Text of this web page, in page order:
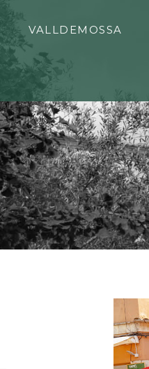
VALLDEMOSSA